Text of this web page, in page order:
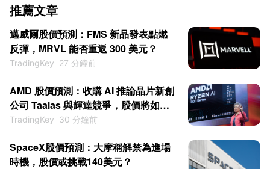
推薦文章
邁威爾股價預測：FMS 新品發表點燃
反彈，MRVL 能否重返 300 美元？
TradingKey 27 分鐘前
AMD 股價預測：收購 AI 推論晶片新創
公司 Taalas 與輝達競爭，股價將如何
變動？
TradingKey 30 分鐘前
SpaceX股價預測：大摩稱解禁為進場
時機，股價或挑戰140美元？